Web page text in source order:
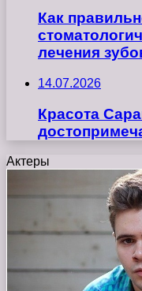
Как
лечения
14.07.2026
Красота
Актеры